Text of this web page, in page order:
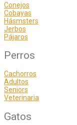
Conejos
Cobayas
Hásmsters
Jerbos
Pájaros
Perros
Cachorros
Adultos
Seniors
Veterinaria
Gatos